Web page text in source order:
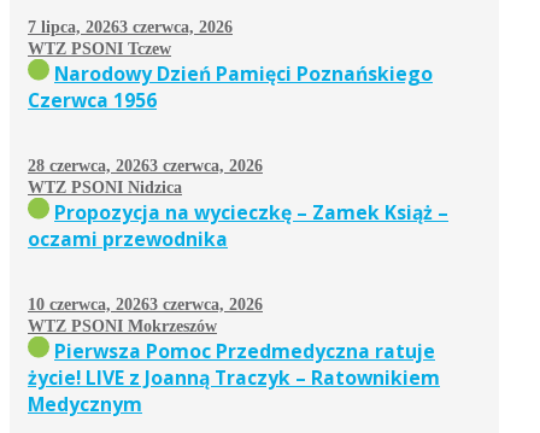
7 lipca, 20263 czerwca, 2026
WTZ PSONI Tczew
Narodowy Dzień Pamięci Poznańskiego
Czerwca 1956
28 czerwca, 20263 czerwca, 2026
WTZ PSONI Nidzica
Propozycja na wycieczkę – Zamek Książ –
oczami przewodnika
10 czerwca, 20263 czerwca, 2026
WTZ PSONI Mokrzeszów
Pierwsza Pomoc Przedmedyczna ratuje
życie! LIVE z Joanną Traczyk – Ratownikiem
Medycznym